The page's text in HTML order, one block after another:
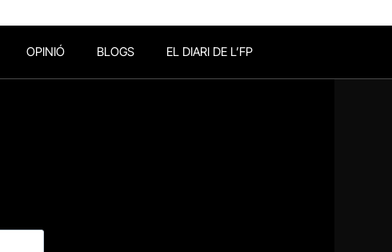
OPINIÓ BLOGS EL DIARI DE L’FP